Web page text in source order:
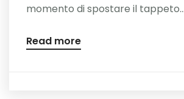
momento di spostare il
Read more